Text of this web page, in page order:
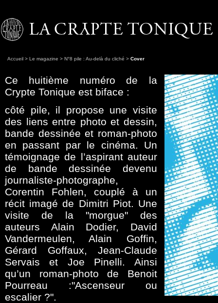
Accueil > Le magazine > N°8 pile : Au-delà du cliché > Cover
Ce huitième numéro de la
Crypte Tonique est biface :
côté pile, il propose une visite
des liens entre photo et dessin,
bande dessinée et roman-photo
en passant par le cinéma. Un
témoignage de l’aspirant auteur
de bande dessinée devenu
journaliste-photographe,
Corentin Fohlen, couplé à un
récit imagé de Dimitri Piot. Une
visite de la "morgue" des
auteurs Alain Dodier, David
Vandermeulen, Alain Goffin,
Gérard Goffaux, Jean-Claude
Servais et Joe Pinelli. Ainsi
qu’un roman-photo de Benoit
Pourreau :"Ascenseur ou
escalier ?".